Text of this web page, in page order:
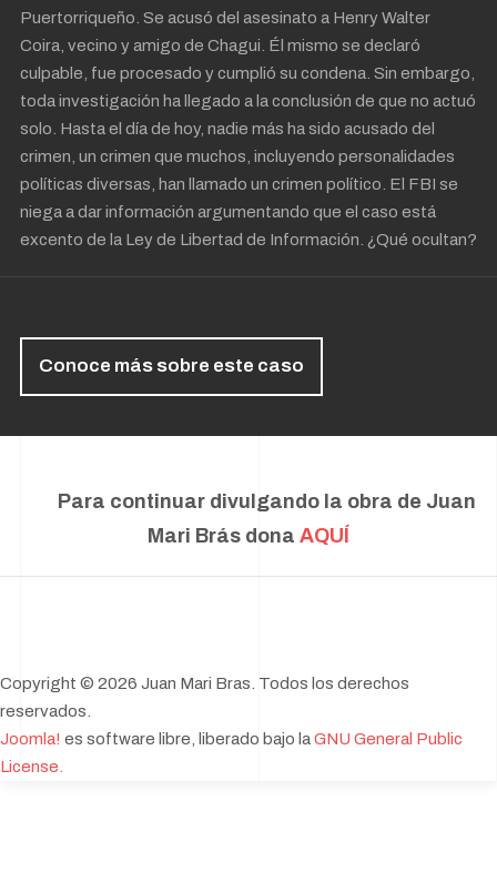
Puertorriqueño. Se acusó del asesinato a Henry Walter
Coira, vecino y amigo de Chagui. Él mismo se declaró
culpable, fue procesado y cumplió su condena. Sin embargo,
toda investigación ha llegado a la conclusión de que no actuó
solo. Hasta el día de hoy, nadie más ha sido acusado del
crimen, un crimen que muchos, incluyendo personalidades
políticas diversas, han llamado un crimen político. El FBI se
niega a dar información argumentando que el caso está
excento de la Ley de Libertad de Información. ¿Qué ocultan?
Conoce más sobre este caso
Para continuar divulgando la obra de Juan
Mari Brás dona AQUÍ
Copyright © 2026 Juan Mari Bras. Todos los derechos
reservados.
Joomla! es software libre, liberado bajo laGNU General Public
License.